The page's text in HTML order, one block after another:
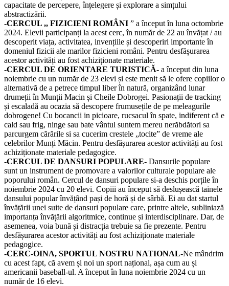
capacitate de percepere, înțelegere și explorare a simțului
abstractizării.
-CERCUL ,, FIZICIENI ROMÂNI ” a început în luna octombrie
2024. Elevii participanți la acest cerc, în număr de 22 au învățat / au
descoperit viața, activitatea, invențiile și descoperiri importante în
domeniul fizicii ale marilor fizicieni români. Pentru desfășurarea
acestor activități au fost achiziționate materiale.
-CERCUL DE ORIENTARE TURISTICĂ- a început din luna
noiembrie cu un număr de 23 elevi și este menit să le ofere copiilor o
alternativă de a petrece timpul liber în natură, organizând lunar
drumeții în Munții Macin și Cheile Dobrogei. Pasionații de tracking
și escaladă au ocazia să descopere frumusețile de pe meleagurile
dobrogene! Cu bocancii in picioare, rucsacul în spate, indiferent că e
cald sau frig, ninge sau bate vântul suntem mereu nerăbdători sa
parcurgem cărările si sa cucerim crestele „tocite” de vreme ale
celebrilor Munți Măcin. Pentru desfășurarea acestor activități au fost
achiziționate materiale pedagogice.
-CERCUL DE DANSURI POPULARE- Dansurile populare
sunt un instrument de promovare a valorilor culturale populare ale
poporului român. Cercul de dansuri populare si-a deschis porțile în
noiembrie 2024 cu 20 elevi. Copiii au început să deslușească tainele
dansului popular învățând pași de horă și de sârbă. Ei au dat startul
învățării unei suite de dansuri populare care, printre altele, subliniază
importanța învățării algoritmice, continue și interdisciplinare. Dar, de
asemenea, voia bună și distracția trebuie sa fie prezente. Pentru
desfășurarea acestor activități au fost achiziționate materiale
pedagogice.
-CERC-OINA, SPORTUL NOSTRU NATIONAL-Ne mândrim
cu acest fapt, că avem și noi un sport național, așa cum au și
americanii baseball-ul. A început în luna noiembrie 2024 cu un
număr de 16 elevi.